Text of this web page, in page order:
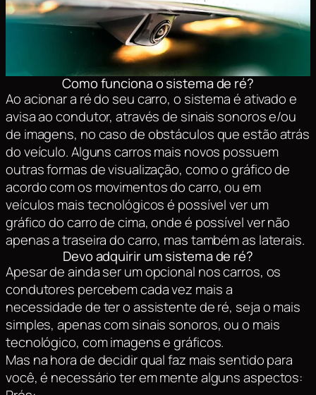
Como funciona o sistema de ré?
Ao acionar a ré do seu carro, o sistema é ativado e
avisa ao condutor, através de sinais sonoros e/ou
de imagens, no caso de obstáculos que estão atrás
do veículo. Alguns carros mais novos possuem
outras formas de visualização, como o gráfico de
acordo com os movimentos do carro, ou em
veículos mais tecnológicos é possível ver um
gráfico do carro de cima, onde é possível ver não
apenas a traseira do carro, mas também as laterais.
Devo adquirir um sistema de ré?
Apesar de ainda ser um opcional nos carros, os
condutores percebem cada vez mais a
necessidade de ter o assistente de ré, seja o mais
simples, apenas com sinais sonoros, ou o mais
tecnológico, com imagens e gráficos.
Mas na hora de decidir qual faz mais sentido para
você, é necessário ter em mente alguns aspectos: